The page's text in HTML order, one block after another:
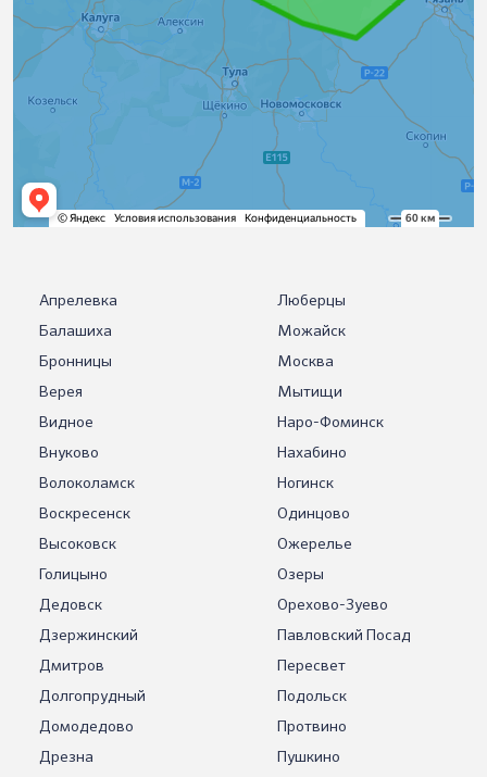
Апрелевка
Балашиха
Бронницы
Верея
Видное
Внуково
Волоколамск
Воскресенск
Высоковск
Голицыно
Дедовск
Дзержинский
Дмитров
Долгопрудный
Домодедово
Дрезна
Люберцы
Можайск
Москва
Мытищи
Наро-Фоминск
Нахабино
Ногинск
Одинцово
Ожерелье
Озеры
Орехово-Зуево
Павловский Посад
Пересвет
Подольск
Протвино
Пушкино